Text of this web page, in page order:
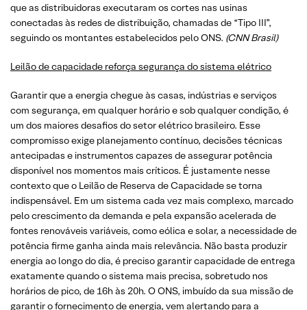
que as distribuidoras executaram os cortes nas usinas
conectadas às redes de distribuição, chamadas de “Tipo III”,
seguindo os montantes estabelecidos pelo ONS. (CNN Brasil)
Leilão de capacidade reforça segurança do sistema elétrico
Garantir que a energia chegue às casas, indústrias e serviços
com segurança, em qualquer horário e sob qualquer condição, é
um dos maiores desafios do setor elétrico brasileiro. Esse
compromisso exige planejamento contínuo, decisões técnicas
antecipadas e instrumentos capazes de assegurar potência
disponível nos momentos mais críticos. É justamente nesse
contexto que o Leilão de Reserva de Capacidade se torna
indispensável. Em um sistema cada vez mais complexo, marcado
pelo crescimento da demanda e pela expansão acelerada de
fontes renováveis variáveis, como eólica e solar, a necessidade de
potência firme ganha ainda mais relevância. Não basta produzir
energia ao longo do dia, é preciso garantir capacidade de entrega
exatamente quando o sistema mais precisa, sobretudo nos
horários de pico, de 16h às 20h. O ONS, imbuído da sua missão de
garantir o fornecimento de energia, vem alertando para a